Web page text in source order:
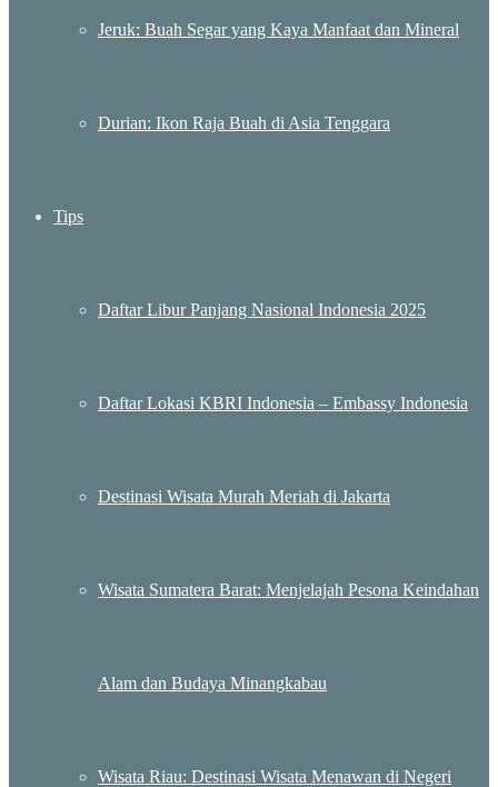
Jeruk: Buah Segar yang Kaya Manfaat dan Mineral
Durian: Ikon Raja Buah di Asia Tenggara
Tips
Daftar Libur Panjang Nasional Indonesia 2025
Daftar Lokasi KBRI Indonesia – Embassy Indonesia
Destinasi Wisata Murah Meriah di Jakarta
Wisata Sumatera Barat: Menjelajah Pesona Keindahan
Alam dan Budaya Minangkabau
Wisata Riau: Destinasi Wisata Menawan di Negeri